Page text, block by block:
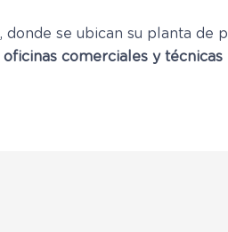
, donde se ubican su planta de
comerciales y técnicas